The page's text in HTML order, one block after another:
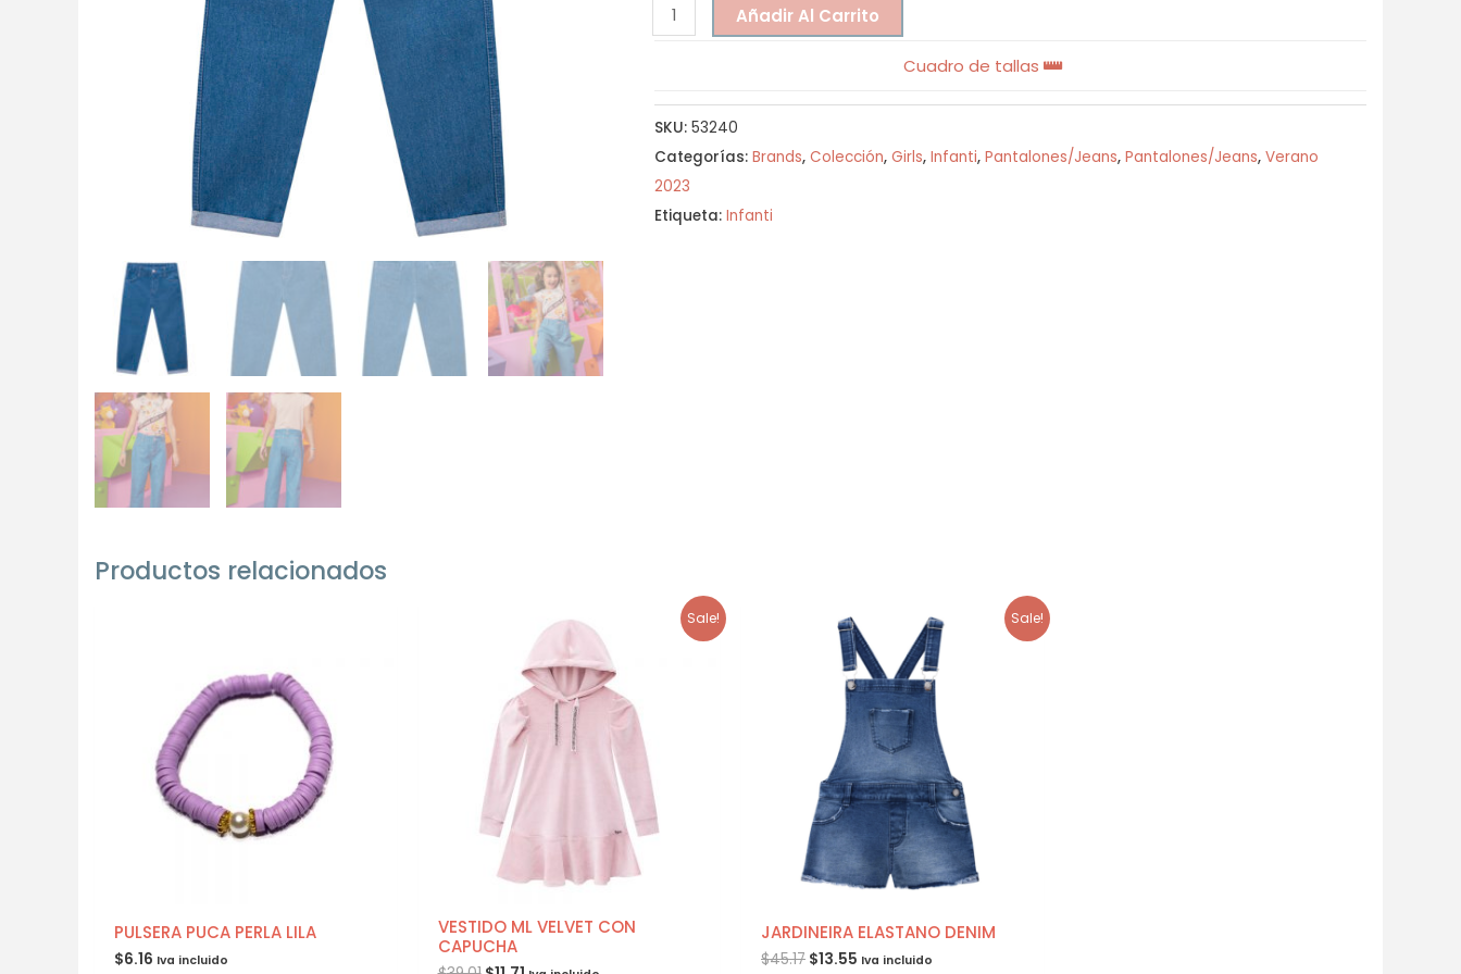
Añadir Al Carrito
Cuadro de tallas
SKU: 53240
Categorías: Brands, Colección, Girls, Infanti, Pantalones/Jeans, Pantalones/Jeans, Verano
2023
Etiqueta: Infanti
Productos relacionados
PULSERA PUCA PERLA LILA
$6.16 Iva incluido
Sale!
VESTIDO ML VELVET CON
CAPUCHA
Sale!
JARDINEIRA ELASTANO DENIM
$45.17 $13.55 Iva incluido